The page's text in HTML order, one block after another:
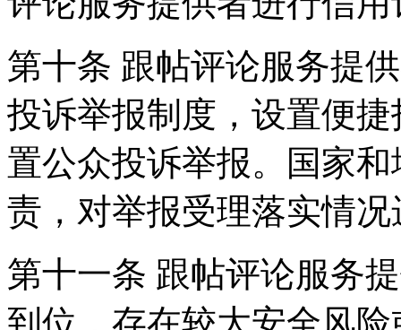
第十条 跟帖评论服务提
投诉举报制度，设置便
置公众投诉举报。国家
责，对举报受理落实情
第十一条 跟帖评论服务
到位，存在较大安全风